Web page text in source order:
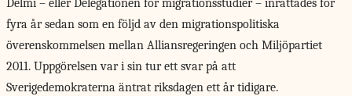
Delmi – eller Delegationen för migrationsstudier – inrättades för
fyra år sedan som en följd av den migrationspolitiska
överenskommelsen mellan Alliansregeringen och Miljöpartiet
2011. Uppgörelsen var i sin tur ett svar på att
Sverigedemokraterna äntrat riksdagen ett år tidigare.